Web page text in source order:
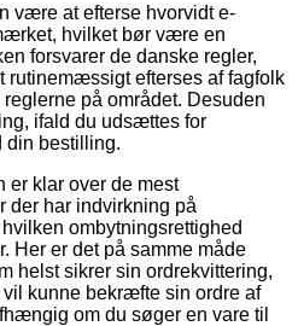
være at efterse hvorvidt e-
hvilket bør være en
forsvarer de danske regler,
rutinemæssigt efterses af fagfolk
på området. Desuden
ifald du udsættes for
din bestilling.
er klar over de mest
der har indvirkning på
ombytningsrettighed
Her er det på samme måde
helst sikrer sin ordrekvittering,
kunne bekræfte sin ordre af
om du søger en vare til